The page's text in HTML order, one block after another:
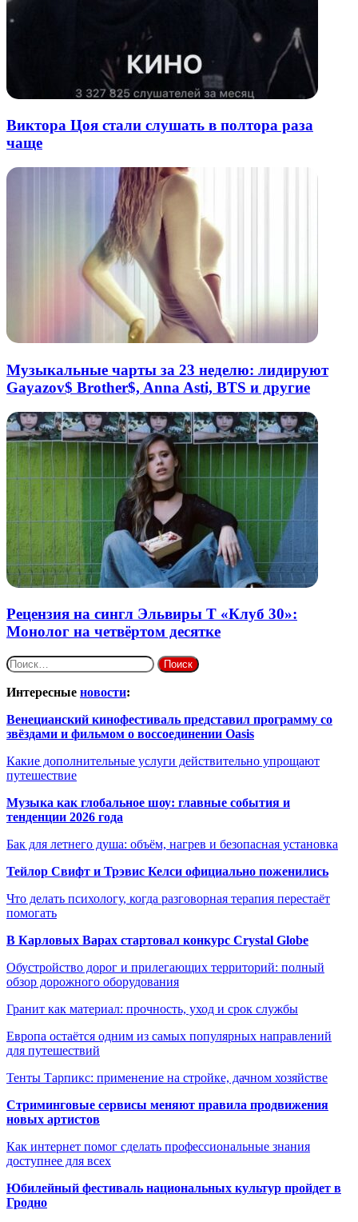
Виктора Цоя стали слушать в полтора раза
чаще
Музыкальные чарты за 23 неделю: лидируют
Gayazov$ Brother$, Anna Asti, BTS и другие
Рецензия на сингл Эльвиры Т «Клуб 30»:
Монолог на четвёртом десятке
Найти:
Интересные новости:
Венецианский кинофестиваль представил программу со
звёздами и фильмом о воссоединении Oasis
Какие дополнительные услуги действительно упрощают
путешествие
Музыка как глобальное шоу: главные события и
тенденции 2026 года
Бак для летнего душа: объём, нагрев и безопасная установка
Тейлор Свифт и Трэвис Келси официально поженились
Что делать психологу, когда разговорная терапия перестаёт
помогать
В Карловых Варах стартовал конкурс Crystal Globe
Обустройство дорог и прилегающих территорий: полный
обзор дорожного оборудования
Гранит как материал: прочность, уход и срок службы
Европа остаётся одним из самых популярных направлений
для путешествий
Тенты Тарпикс: применение на стройке, дачном хозяйстве
Стриминговые сервисы меняют правила продвижения
новых артистов
Как интернет помог сделать профессиональные знания
доступнее для всех
Юбилейный фестиваль национальных культур пройдет в
Гродно